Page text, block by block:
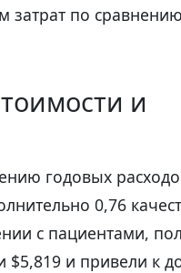
затрат по
и
годовых
0,76
с пациентами,
$5,819 и привели к